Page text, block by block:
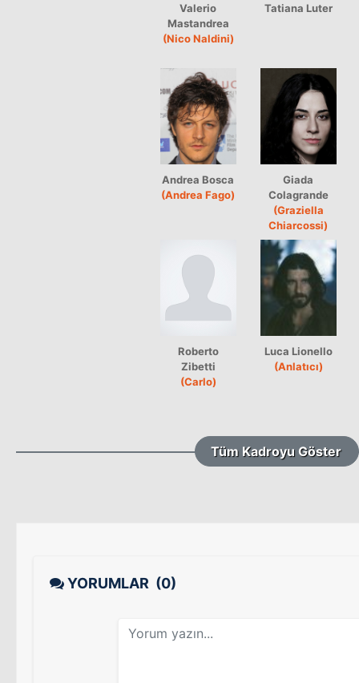
Valerio
Mastandrea
(Nico Naldini)
Tatiana Luter
Andrea Bosca
(Andrea Fago)
Giada
Colagrande
(Graziella
Chiarcossi)
Roberto
Zibetti
(Carlo)
Luca Lionello
(Anlatıcı)
Tüm Kadroyu Göster
YORUMLAR (0)